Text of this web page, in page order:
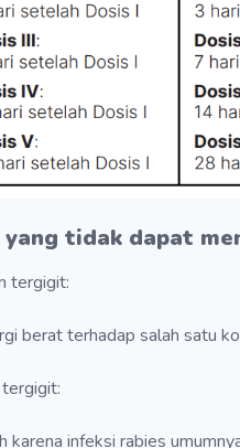
yang tidak dapat
tergigit:
berat terhadap salah satu
karena infeksi rabies